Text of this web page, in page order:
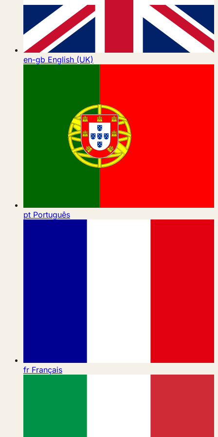
en-gb English (UK)
pt Português
fr Français